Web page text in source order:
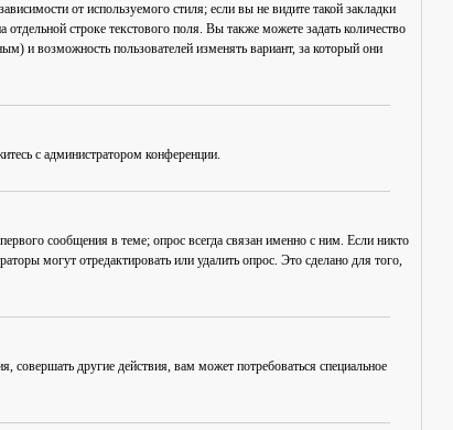
от используемого стиля; если вы не видите такой закладки
строке текстового поля. Вы также можете задать количество
и возможность пользователей изменять вариант, за который они
с администратором конференции.
сообщения в теме; опрос всегда связан именно с ним. Если никто
могут отредактировать или удалить опрос. Это сделано для того,
другие действия, вам может потребоваться специальное